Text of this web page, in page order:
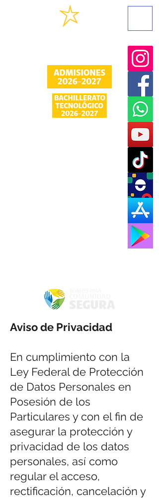
Aviso de Privacidad
En cumplimiento con la
Ley Federal de Protección
de Datos Personales en
Posesión de los
Particulares y con el fin de
asegurar la protección y
privacidad de los datos
personales, así como
regular el acceso,
rectificación, cancelación y